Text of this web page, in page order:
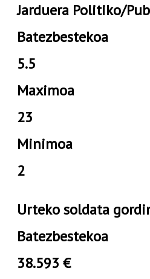
Jarduera Politiko/
Batezbestekoa
5.5
Maximoa
23
Minimoa
2
Urteko soldata
Batezbestekoa
38.593 €